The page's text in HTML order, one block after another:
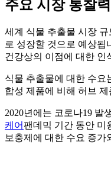
주요 시장 통찰력
세계 식물 추출물 시장 규
로 성장할 것으로 예상됩
건강상의 이점에 대한 인
식물 추출물에 대한 수요
합성 제품에 비해 허브
2020년에는 코로나19 발
케어 팬데믹 기간 동안 미
보충제에 대한 수요 증